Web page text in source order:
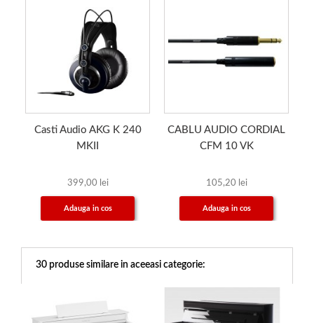
Casti Audio AKG K 240
MKII
399,00 lei
Adauga in cos
CABLU AUDIO CORDIAL
CFM 10 VK
105,20 lei
Adauga in cos
30 produse similare in aceeasi categorie: